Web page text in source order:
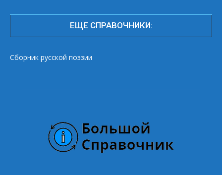
ЕЩЕ СПРАВОЧНИКИ:
Сборник русской поэзии